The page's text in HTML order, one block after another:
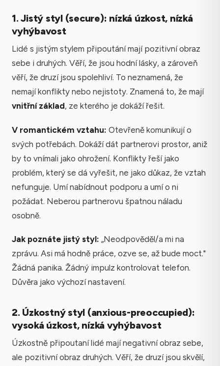
1. Jistý styl (secure): nízká úzkost, nízká
vyhýbavost
Lidé s jistým stylem připoutání mají pozitivní obraz
sebe i druhých. Věří, že jsou hodní lásky, a zároveň
věří, že druzí jsou spolehliví. To neznamená, že
nemají konflikty nebo nejistoty. Znamená to, že mají
vnitřní základ, ze kterého je dokáží řešit.
V romantickém vztahu: Otevřeně komunikují o
svých potřebách. Dokáží dát partnerovi prostor, aniž
by to vnímali jako ohrožení. Konflikty řeší jako
problém, který se dá vyřešit, ne jako důkaz, že vztah
nefunguje. Umí nabídnout podporu a umí o ni
požádat. Neberou partnerovu špatnou náladu
osobně.
Jak poznáte jistý styl: „Neodpověděl/a mi na
zprávu. Asi má hodně práce, ozve se, až bude moct."
Žádná panika. Žádný impulz kontrolovat telefon.
Důvěra jako výchozí nastavení.
2. Úzkostný styl (anxious-preoccupied):
vysoká úzkost, nízká vyhýbavost
Úzkostně připoutaní lidé mají negativní obraz sebe,
ale pozitivní obraz druhých. Věří, že druzí jsou skvělí,